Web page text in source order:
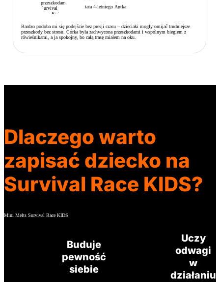
tata 4-letniego Antka
Bardzo podoba mi się podejście bez presji czasu – dzieciaki mogły omijać trudniejsze
przeszkody bez stresu. Córka była zachwycona przeszkodami i wspólnym biegiem z
rówieśnikami, a ja spokojny, bo całą trasę miałem na oku.
Dlaczego warto
zapisać dziecko na
Survival Race KIDS?
Mini Melts Survival Race KIDS
Buduje
pewność
siebie
Uczy
odwagi
w
działaniu